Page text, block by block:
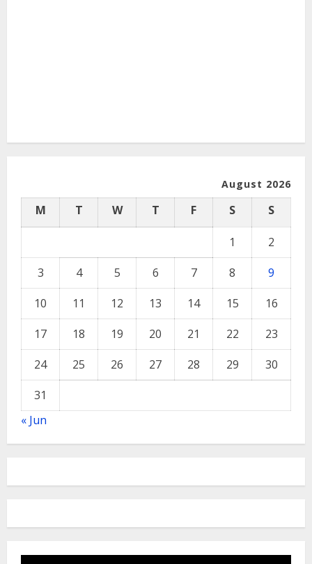
August 2026
M T W T F S S
1
2
3
4 5 6 7 8
9
10
11 12 13 14 15
16
17
18 19 20 21 22
23
24
25 26 27 28 29
30
31
« Jun